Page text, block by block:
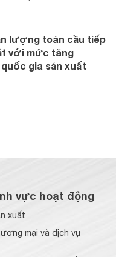
lượng toàn cầu tiếp
với mức tăng
gia sản xuất
vực hoạt động
xuất
mại và dịch vụ